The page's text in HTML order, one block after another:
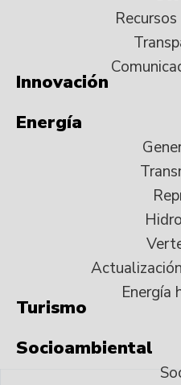
Innovación
Energía
Energía
Turismo
Socioambiental